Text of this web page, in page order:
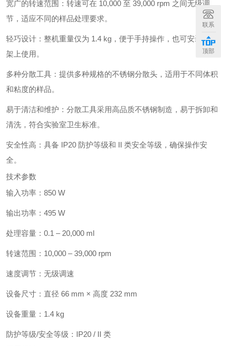
宽广的转速范围：转速可在 10,000 至 39,000 rpm 之间无级调
节，适应不同的样品处理要求。
轻巧设计：整机重量仅为 1.4 kg，便于手持操作，也可安装在支
架上使用。
多种分散工具：提供多种规格的不锈钢分散头，适用于不同体积
和粘度的样品。
易于清洁和维护：分散工具采用高品质不锈钢制造，易于拆卸和
清洗，符合实验室卫生标准。
安全性高：具备 IP20 防护等级和 II 类安全等级，确保操作安
全。
技术参数
输入功率：850 W
输出功率：495 W
处理容量：0.1 – 20,000 ml
转速范围：10,000 – 39,000 rpm
速度调节：无级调速
设备尺寸：直径 66 mm × 高度 232 mm
设备重量：1.4 kg
防护等级/安全等级：IP20 / II 类
联系
顶部